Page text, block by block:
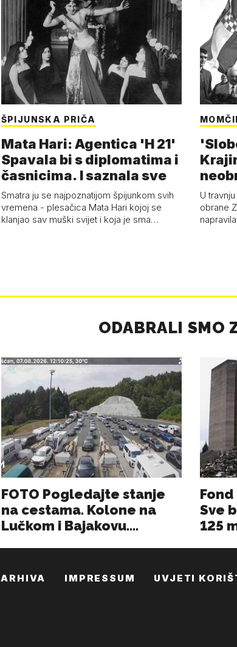
ŠPIJUNSKA PRIČA
Mata Hari: Agentica 'H 21'
Spavala bi s diplomatima i
časnicima. I saznala sve
Smatra ju se najpoznatijom špijunkom svih
vremena - plesačica Mata Hari kojoj se
klanjao sav muški svijet i koja je sma…
U
obrane
ARHIVA IMPRESSUM UVJETI